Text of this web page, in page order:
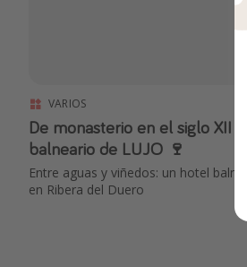
VARIOS
De monasterio en el siglo XII
balneario de LUJO 🍷
Entre aguas y viñedos: un hotel
en Ribera del Duero